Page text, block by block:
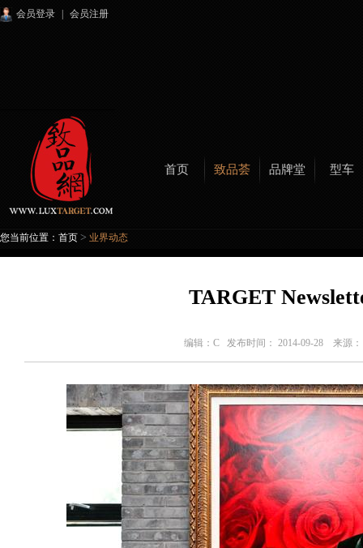
会员登录 会员注册
首页 致品荟 品牌堂 型车
您当前位置： 首页 > 业界动态
TARGET
编辑： C 发布时间： 2014-09-28 来源